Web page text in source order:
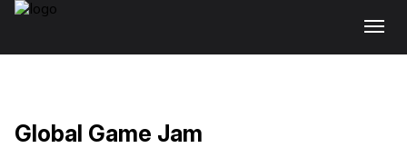
Global Game Jam